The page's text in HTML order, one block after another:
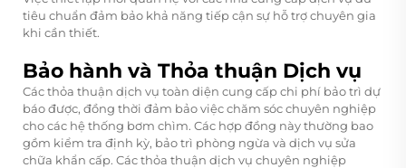
tiêu chuẩn đảm bảo khả năng tiếp cận sự hỗ trợ chuyên gia
khi cần thiết.
Bảo hành và Thỏa thuận Dịch vụ
Các thỏa thuận dịch vụ toàn diện cung cấp chi phí bảo trì dự
báo được, đồng thời đảm bảo việc chăm sóc chuyên nghiệp
cho các hệ thống bơm chìm. Các hợp đồng này thường bao
gồm kiểm tra định kỳ, bảo trì phòng ngừa và dịch vụ sửa
chữa khẩn cấp. Các thỏa thuận dịch vụ chuyên nghiệp